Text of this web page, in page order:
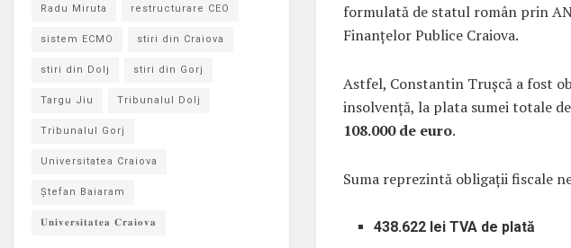
formulată de statul român prin
Finanțelor Publice Craiova.
Astfel, Constantin Trușcă a fost
insolvență, la plata sumei totale de
108.000 de euro.
Suma reprezintă obligații fiscale
438.622 lei TVA de plată
Radu Miruta restructurare CEO
sistem ECMO stiri din Craiova
stiri din Dolj stiri din Gorj
Targu Jiu Tribunalul Dolj
Tribunalul Gorj
Universitatea Craiova
Ștefan Baiaram
𝐔𝐧𝐢𝐯𝐞𝐫𝐬𝐢𝐭𝐚𝐭𝐞𝐚 𝐂𝐫𝐚𝐢𝐨𝐯𝐚